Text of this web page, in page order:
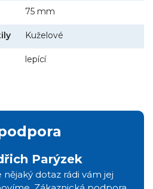
75 mm
Kuželové
lepící
Parýzek
nějaký dotaz rádi vám jej